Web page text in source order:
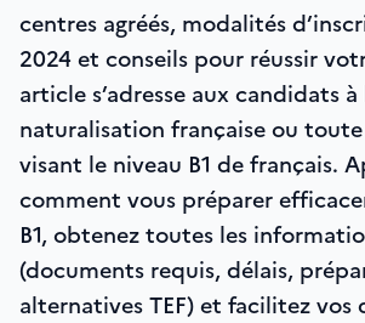
centres agréés, modalités
2024 et conseils pour réussir
article s’adresse aux candidats à
naturalisation française ou
visant le niveau B1 de français.
comment vous préparer
B1, obtenez toutes les
(documents requis, délais,
alternatives TEF) et facilitez vos